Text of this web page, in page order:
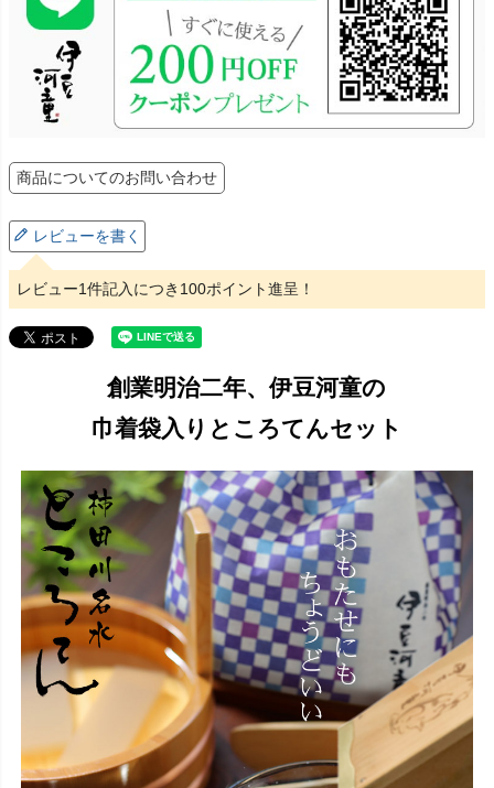
商品についてのお問い合わせ
レビューを書く
レビュー1件記入につき100ポイント進呈！
創業明治二年、伊豆河童の
巾着袋入りところてんセット